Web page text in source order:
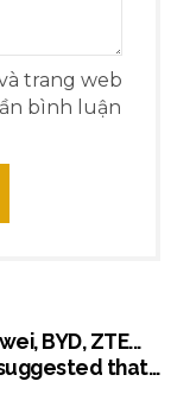
trang web
bình luận
BYD, ZTE...
that